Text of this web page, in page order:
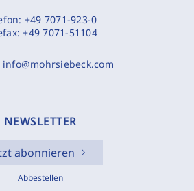
+49 7071-923-0
+49 7071-51104
info@mohrsiebeck.com
NEWSLETTER
abonnieren
Abbestellen